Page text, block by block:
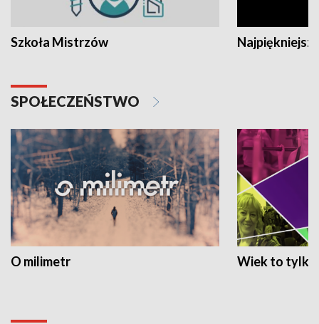
Szkoła Mistrzów
SPOŁECZEŃSTWO
O milimetr Wiek to tylko